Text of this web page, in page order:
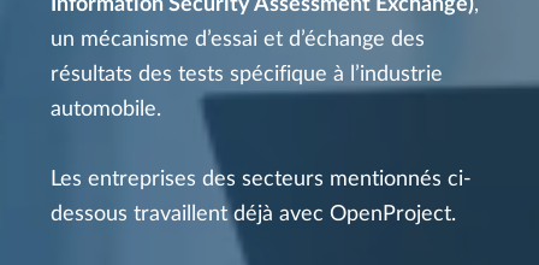
Information Security Assessment Exchange),
un mécanisme d’essai et d’échange des
résultats des tests spécifique à l’industrie
automobile.
Les entreprises des secteurs mentionnés ci-
dessous travaillent déjà avec OpenProject.